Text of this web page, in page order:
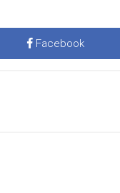
Facebook